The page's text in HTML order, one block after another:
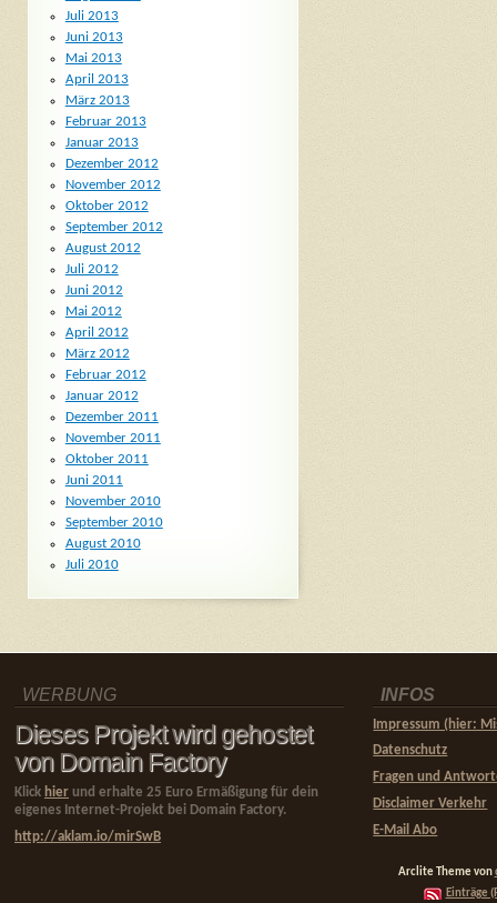
Juli 2013
Juni 2013
Mai 2013
April 2013
März 2013
Februar 2013
Januar 2013
Dezember 2012
November 2012
Oktober 2012
September 2012
August 2012
Juli 2012
Juni 2012
Mai 2012
April 2012
März 2012
Februar 2012
Januar 2012
Dezember 2011
November 2011
Oktober 2011
Juni 2011
November 2010
September 2010
August 2010
Juli 2010
WERBUNG
Dieses Projekt wird gehostet
von Domain Factory
Klick hier und erhalte 25 Euro Ermäßigung für dein
eigenes Internet-Projekt bei Domain Factory.
http://aklam.io/mirSwB
INFOS
Impressum (hier:
Datenschutz
Fragen und
Disclaimer Verkehr
E-Mail Abo
Arclite Theme von
Einträge